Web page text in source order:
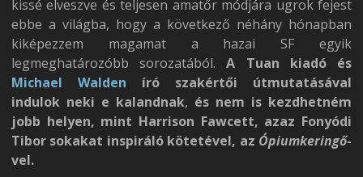
kissé elveszve és teljesen amatőr módjára ugrok fejest
ebbe a világba, hogy a következő néhány hónapban
kiképezzem magamat a hazai SF egyik
legmeghatározóbb sorozatából.A Tuan kiadó és
Michael Walden író szakértői útmutatásával
indulok neki e kalandnak, és nem is kezdhetném
jobb helyen, mint Harrison Fawcett, azaz Fonyódi
Tibor sokakat inspiráló kötetével, az Ópiumkeringő-
vel.